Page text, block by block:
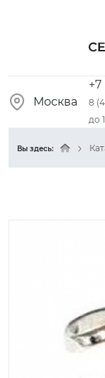
Москва
8
до
Вы здесь: